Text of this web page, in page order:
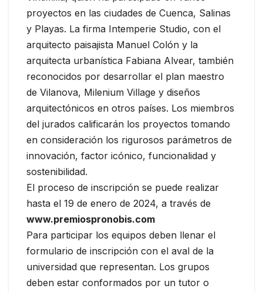
proyectos en las ciudades de Cuenca, Salinas
y Playas. La firma Intemperie Studio, con el
arquitecto paisajista Manuel Colón y la
arquitecta urbanística Fabiana Alvear, también
reconocidos por desarrollar el plan maestro
de Vilanova, Milenium Village y diseños
arquitectónicos en otros países. Los miembros
del jurados calificarán los proyectos tomando
en consideración los rigurosos parámetros de
innovación, factor icónico, funcionalidad y
sostenibilidad.
El proceso de inscripción se puede realizar
hasta el 19 de enero de 2024, a través de
www.premiospronobis.com
Para participar los equipos deben llenar el
formulario de inscripción con el aval de la
universidad que representan. Los grupos
deben estar conformados por un tutor o